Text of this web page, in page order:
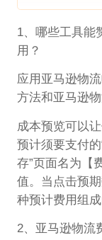
1、哪些工具能
用？
应用亚马逊物
方法和亚马逊
成本预览可以
预计须要支付
存”页面名为【
值。当点击预
种预计费用组成
2、亚马逊物流